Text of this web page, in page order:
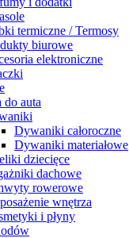
termiczne / Termosy
biurowe
elektroniczne
do auta
Dywaniki całoroczne
Dywaniki materiałowe
dziecięce
dachowe
rowerowe
wnętrza
i płyny